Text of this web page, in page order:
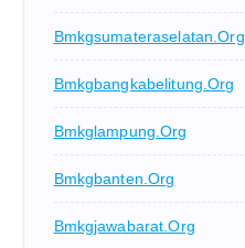
Bmkgsumateraselatan.org
Bmkgbangkabelitung.org
Bmkglampung.org
Bmkgbanten.org
Bmkgjawabarat.org